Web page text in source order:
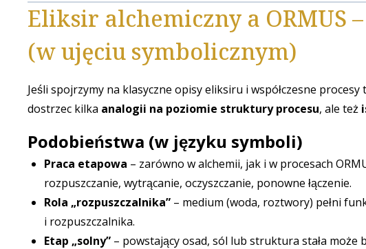
Eliksir alchemiczny a ORMUS
(w ujęciu symbolicznym)
Jeśli spojrzymy na klasyczne opisy eliksiru i współczesne
dostrzec kilka analogii na poziomie struktury procesu, ale też
Podobieństwa (w języku symboli)
Praca etapowa – zarówno w alchemii, jak i w procesach
rozpuszczanie, wytrącanie, oczyszczanie, ponowne łączenie.
Rola „rozpuszczalnika” – medium (woda, roztwory) pełni
i rozpuszczalnika.
Etap „solny” – powstający osad, sól lub struktura stała może